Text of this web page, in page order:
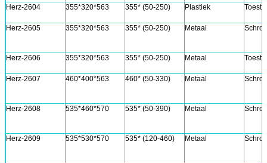
Herz-2604 355*320*563 355* (50-250) Plastiek
Herz-2605 355*320*563 355* (50-250) Metaal
Herz-2606 355*320*563 355* (50-250) Metaal
Herz-2607 460*400*563 460* (50-330) Metaal
Herz-2608 535*460*570 535* (50-390) Metaal
Herz-2609 535*530*570 535* (120-460) Metaal